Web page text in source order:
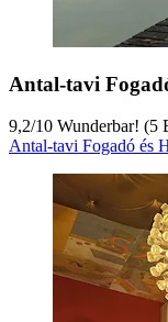
Antal-tavi
9,2/10 Wunderbar! (5
Antal-tavi Fogadó és